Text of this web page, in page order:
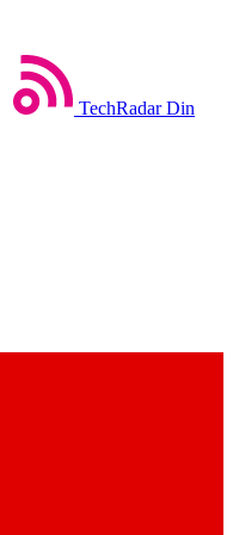
TechRadar Din